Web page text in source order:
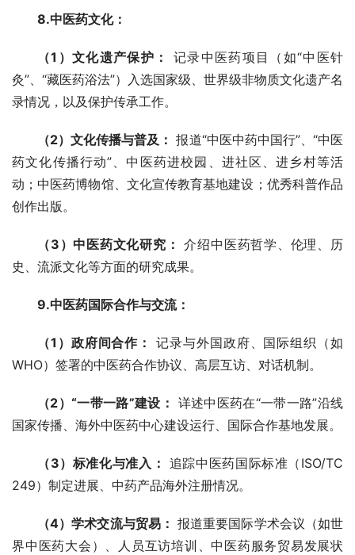
8.中医药文化：
（1）文化遗产保护：
记录中医药项目（如“中医针
灸”、“藏医药浴法”）入选国家级、世界级非物质文化遗产名
录情况，以及保护传承工作。
（2）文化传播与普及： 报道“中医中药中国行”、“中医
药文化传播行动”、中医药进校园、进社区、进乡村等活
动；中医药博物馆、文化宣传教育基地建设；优秀科普作品
创作出版。
（3）中医药文化研究： 介绍中医药哲学、伦理、历
史、流派文化等方面的研究成果。
9.中医药国际合作与交流：
（1）政府间合作：
记录与外国政府、国际组织（如
WHO）签署的中医药合作协议、高层互访、对话机制。
（2）“一带一路”建设： 详述中医药在“一带一路”沿线
国家传播、海外中医药中心建设运行、国际合作基地发展。
（3）标准化与准入： 追踪中医药国际标准（ISO/TC
249）制定进展、中药产品海外注册情况。
（4）学术交流与贸易： 报道重要国际学术会议（如世
界中医药大会）、人员互访培训、中医药服务贸易发展状